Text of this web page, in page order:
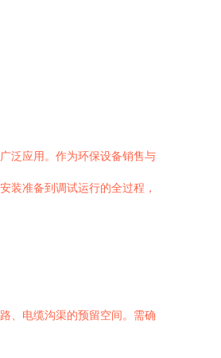
泛应用。作为环保设备销售与
装准备到调试运行的全过程，
、电缆沟渠的预留空间。需确